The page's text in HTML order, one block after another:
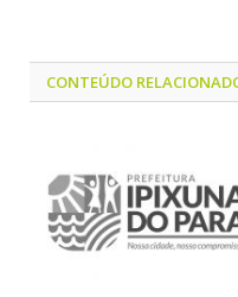
CONTEÚDO